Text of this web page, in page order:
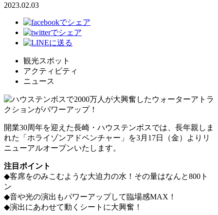
2023.02.03
観光スポット
アクティビティ
ニュース
開業30周年を迎えた長崎・ハウステンボスでは、長年親しま
れた「ホライゾンアドベンチャー」を3月17日（金）よりリ
ニューアルオープンいたします。
注目ポイント
◆客席をのみこむような大迫力の水！その量はなんと800ト
ン
◆音や光の演出もパワーアップして臨場感MAX！
◆演出にあわせて動くシートに大興奮！